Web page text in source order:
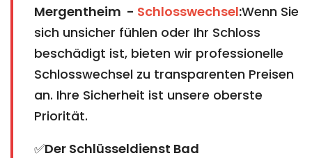
Mergentheim - Schlosswechsel:Wenn Sie
sich unsicher fühlen oder Ihr Schloss
beschädigt ist, bieten wir professionelle
Schlosswechsel zu transparenten Preisen
an. Ihre Sicherheit ist unsere oberste
Priorität.
✅Der Schlüsseldienst Bad